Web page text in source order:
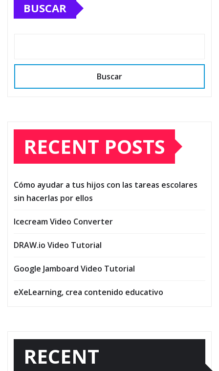
BUSCAR
Buscar
RECENT POSTS
Cómo ayudar a tus hijos con las tareas escolares
sin hacerlas por ellos
Icecream Video Converter
DRAW.io Video Tutorial
Google Jamboard Video Tutorial
eXeLearning, crea contenido educativo
RECENT